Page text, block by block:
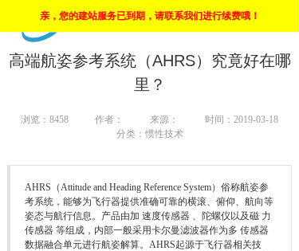
亲，您的建站服务已到期，请联系我们进行续费哦！
首页
角
上海市高新技术企业
高端航姿参考系统（AHRS）究竟好在哪
里？
浏览： 8458 作者： 来源：
时间：2019-03-18
分类：惯性技术
AHRS（Attitude and Heading Reference System）俗称航姿参
考系统，能够为飞行器提供准确可靠的横滚、俯仰、航向等
姿态与航行信息。产品由加 速度传感器 、陀螺仪以及磁 力
传感器 等组成，内部一般采用卡尔曼滤波器作为多 传感器
数据融合单元进行航姿解算。AHRS起源于飞行器相关技